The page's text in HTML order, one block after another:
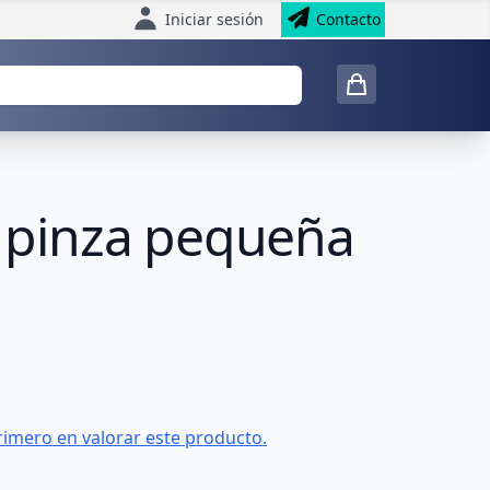
Iniciar sesión Contacto
pequeña
en valorar este producto.